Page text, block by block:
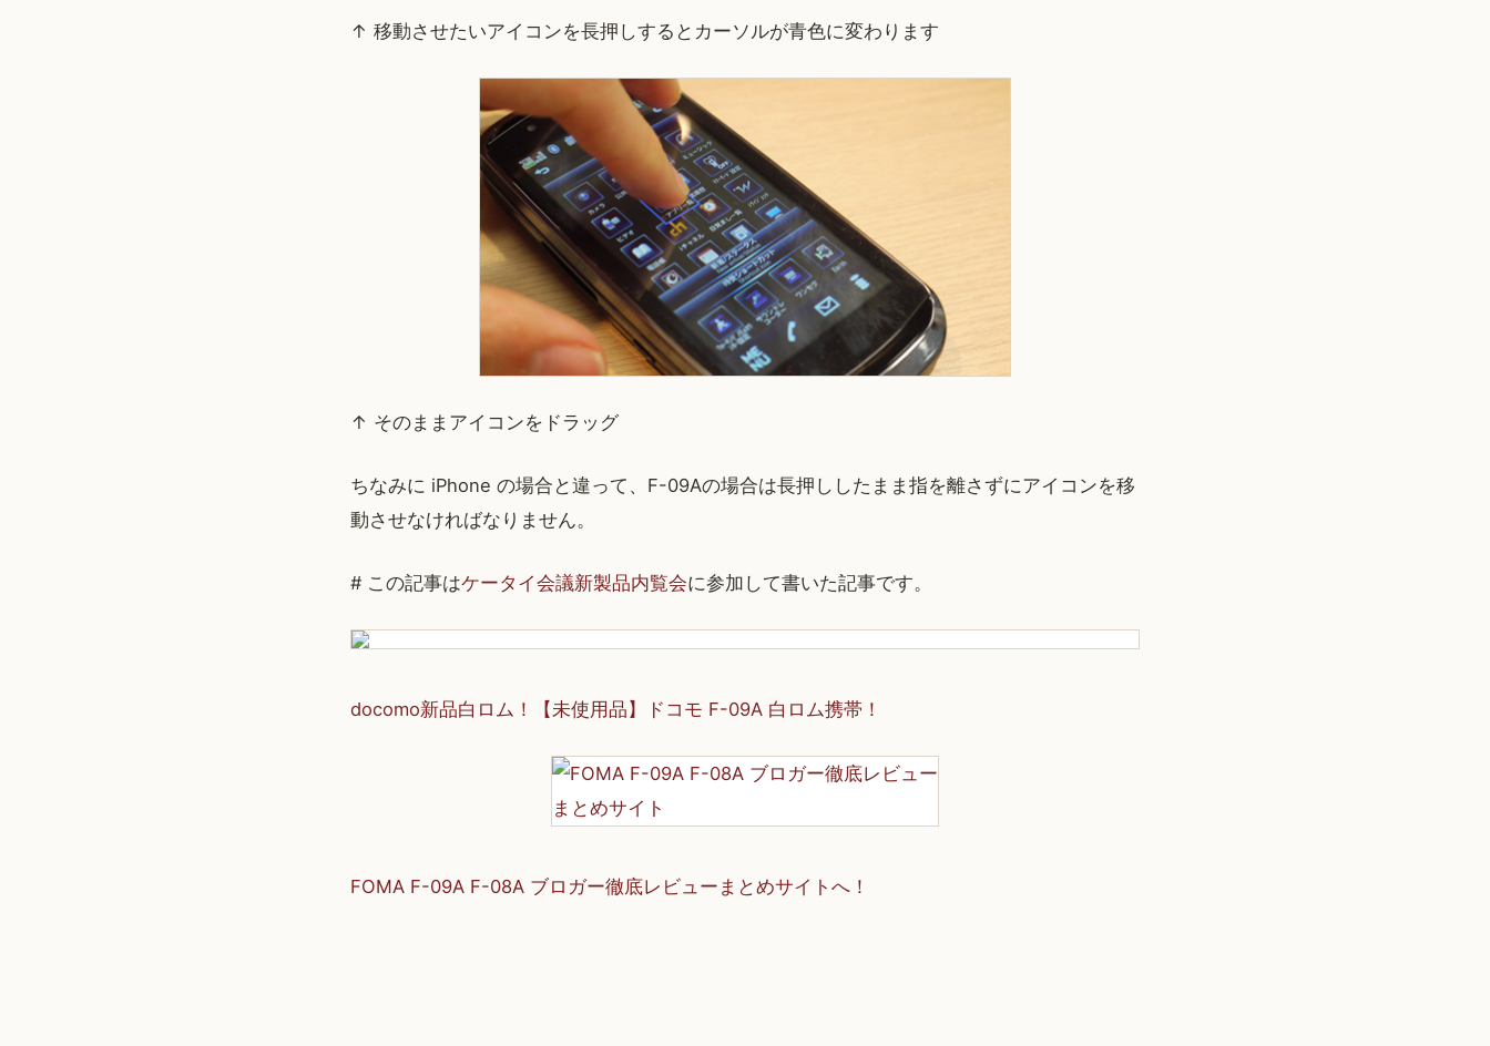
↑ 移動させたいアイコンを長押しするとカーソルが青色に変わります
↑ そのままアイコンをドラッグ
ちなみに iPhone の場合と違って、F-09Aの場合は長押ししたまま指を離さずにアイコンを移
動させなければなりません。
# この記事はケータイ会議新製品内覧会に参加して書いた記事です。
docomo新品白ロム！【未使用品】ドコモ F-09A 白ロム携帯！
FOMA F-09A F-08A ブロガー徹底レビューまとめサイトへ！